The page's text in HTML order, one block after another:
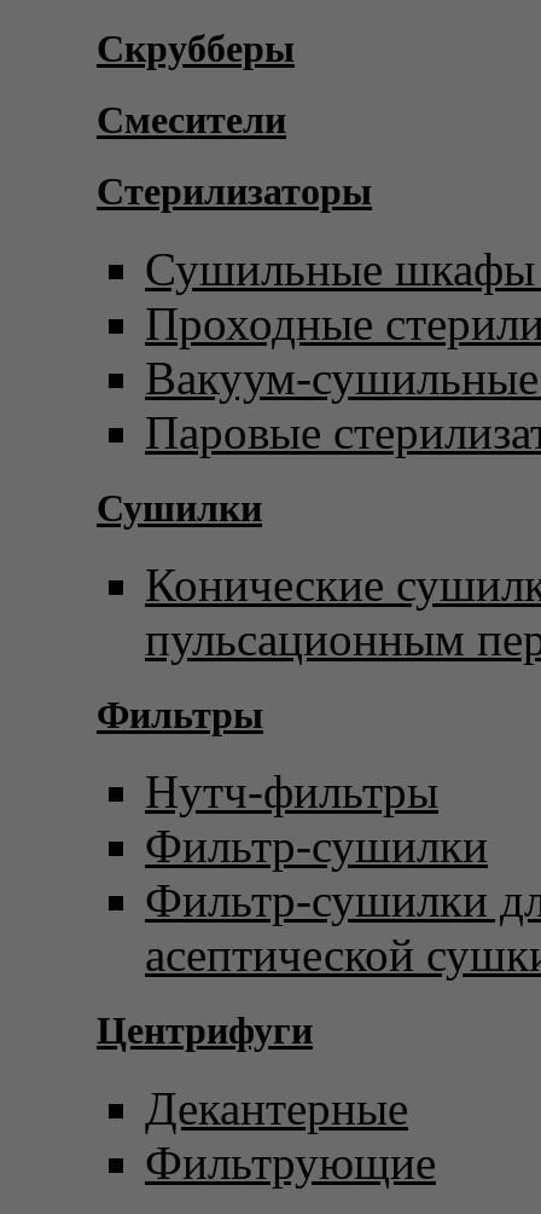
Скрубберы
Смесители
Стерилизаторы
Сушильные шкафы
Проходные
Вакуум-
Паровые
Сушилки
Конические
пульсационным
Фильтры
Нутч-фильтры
Фильтр-сушилки
Фильтр-сушилки
асептической
Центрифуги
Декантерные
Фильтрующие